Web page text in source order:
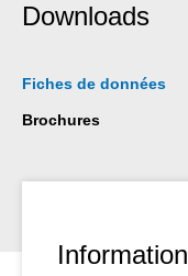
Downloads
Fiches de données
Brochures
Information